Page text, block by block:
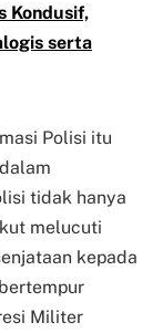
Kondusif,
serta
Polisi itu
tidak hanya
melucuti
kepada
Militer